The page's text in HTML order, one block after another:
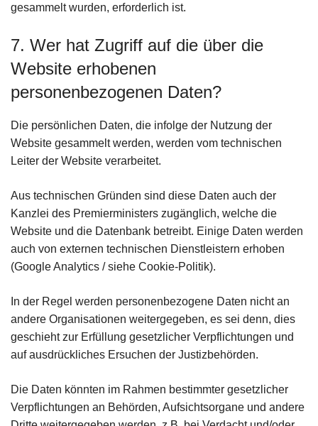
gesammelt wurden, erforderlich ist.
7. Wer hat Zugriff auf die über die
Website erhobenen
personenbezogenen Daten?
Die persönlichen Daten, die infolge der Nutzung der
Website gesammelt werden, werden vom technischen
Leiter der Website verarbeitet.
Aus technischen Gründen sind diese Daten auch der
Kanzlei des Premierministers zugänglich, welche die
Website und die Datenbank betreibt. Einige Daten werden
auch von externen technischen Dienstleistern erhoben
(Google Analytics / siehe Cookie-Politik).
In der Regel werden personenbezogene Daten nicht an
andere Organisationen weitergegeben, es sei denn, dies
geschieht zur Erfüllung gesetzlicher Verpflichtungen und
auf ausdrückliches Ersuchen der Justizbehörden.
Die Daten könnten im Rahmen bestimmter gesetzlicher
Verpflichtungen an Behörden, Aufsichtsorgane und andere